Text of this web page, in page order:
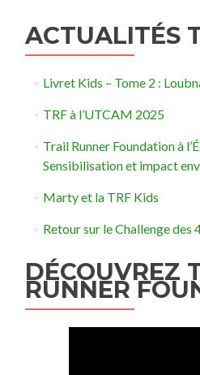
ACTUALITÉS
Livret Kids – Tome 2 :
TRF à l’UTCAM 2025
Trail Runner Foundation à
Sensibilisation et impact
Marty et la TRF Kids
Retour sur le Challenge des
DÉCOUVREZ
RUNNER